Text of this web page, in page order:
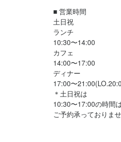
■ 営業時間
土日祝
ランチ
10:30〜14:00
カフェ
14:00〜17:00
ディナー
17:00〜
＊土日祝は
10:30〜17:00の時間
ご予約承っておりませ
・5店舗の多店舗展開を実現
・店長・職人育成システムを完成
・地域ごとに固定ファンを形成
	•	長期（10年）
・50店舗体制を実現
・「日本人が楽しむナポリピッツ
目標（定量的イメージ）
	•	短期（1〜2年）
・セカンドブランド1号店を成功さ
・収益モデル・オペレーションの確
・SNS・PRを通じたブランド認知
	•	中期（3〜5年）
・5店舗の多店舗展開を実現
・店長・職人育成システムを完成
目標（定量的イメージ）
	•	短期（1〜2年）
・セカンドブランド1号店を成功さ
・収益モデル・オペレーションの確
・SNS・PRを通じたブランド認知
	•	中期（3〜5年）
・5店舗の多店舗展開を実現
・店長・職人育成システムを完成
・地域ごとに固定ファンを形成
	•	長期（10年）
・地域ごとに固定ファンを形成
	•	長期（10年）
・50店舗体制を実現
・「日本人が楽しむナポリピッツ
身に付くスキル
店舗運営 メニュー開発